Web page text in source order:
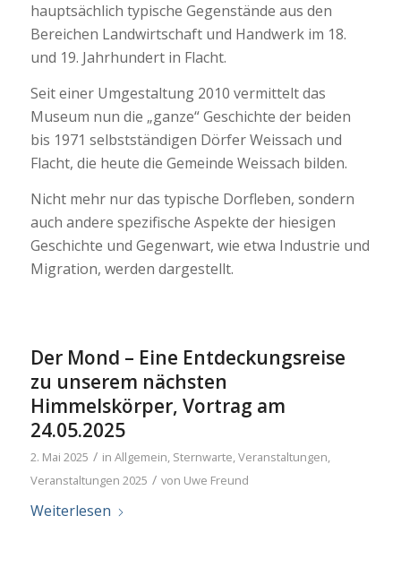
hauptsächlich typische Gegenstände aus den
Bereichen Landwirtschaft und Handwerk im 18.
und 19. Jahrhundert in Flacht.
Seit einer Umgestaltung 2010 vermittelt das
Museum nun die „ganze“ Geschichte der beiden
bis 1971 selbstständigen Dörfer Weissach und
Flacht, die heute die Gemeinde Weissach bilden.
Nicht mehr nur das typische Dorfleben, sondern
auch andere spezifische Aspekte der hiesigen
Geschichte und Gegenwart, wie etwa Industrie und
Migration, werden dargestellt.
Der Mond – Eine Entdeckungsreise
zu unserem nächsten
Himmelskörper, Vortrag am
24.05.2025
2. Mai 2025 / in Allgemein, Sternwarte,Veranstaltungen,
Veranstaltungen 2025 / von Uwe Freund
Weiterlesen